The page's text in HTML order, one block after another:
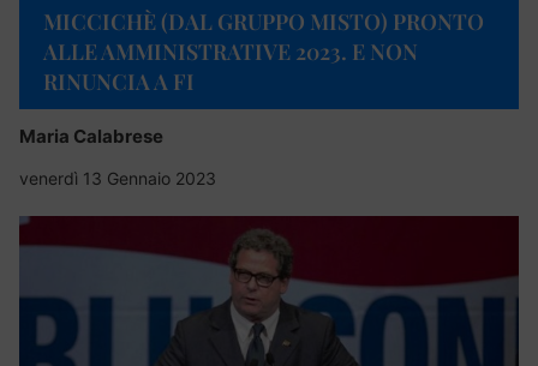
MICCICHÈ (DAL GRUPPO MISTO) PRONTO
ALLE AMMINISTRATIVE 2023. E NON
RINUNCIA A FI
Maria Calabrese
venerdì 13 Gennaio 2023